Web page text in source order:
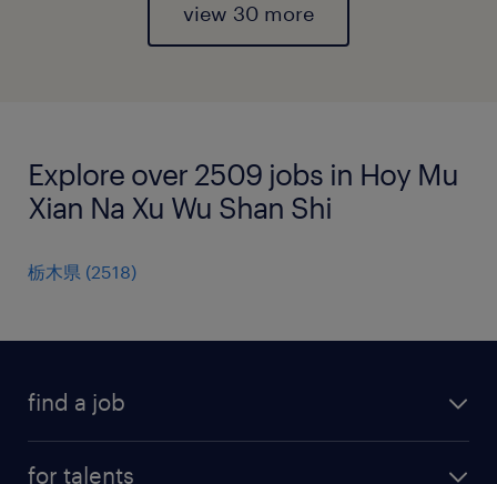
view 30 more
Explore over 2509 jobs in Hoy Mu
Xian Na Xu Wu Shan Shi
栃木県 (2518)
find a job
for talents